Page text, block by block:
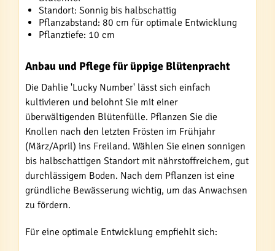
Standort: Sonnig bis halbschattig
Pflanzabstand: 80 cm für optimale Entwicklung
Pflanztiefe: 10 cm
Anbau und Pflege für üppige Blütenpracht
Die Dahlie 'Lucky Number' lässt sich einfach
kultivieren und belohnt Sie mit einer
überwältigenden Blütenfülle. Pflanzen Sie die
Knollen nach den letzten Frösten im Frühjahr
(März/April) ins Freiland. Wählen Sie einen sonnigen
bis halbschattigen Standort mit nährstoffreichem, gut
durchlässigem Boden. Nach dem Pflanzen ist eine
gründliche Bewässerung wichtig, um das Anwachsen
zu fördern.
Für eine optimale Entwicklung empfiehlt sich: